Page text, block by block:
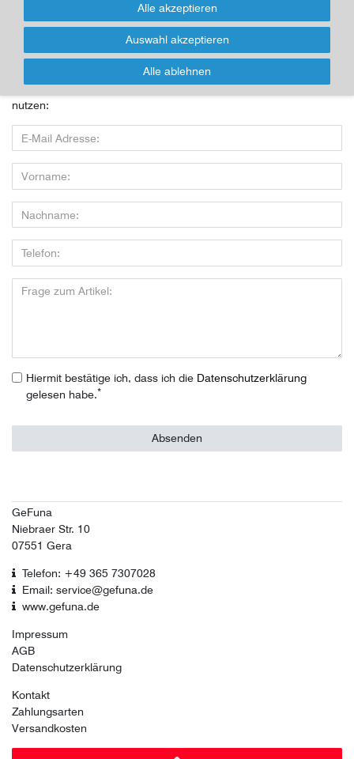
Für Infos zum Artikel oder Kauf, bitte Formular
nutzen!
Wenn Sie den Artikel kaufen möchten, dann bitte das Formular
nutzen:
Hiermit bestätige ich, dass ich die Daten­schutz­erklärung
gelesen habe.*
Absenden
GeFuna
Niebraer Str. 10
07551 Gera
Telefon: +49 365 7307028
Email: service@gefuna.de
www.gefuna.de
Impressum
AGB
Datenschutzerklärung
Kontakt
Zahlungsarten
Versandkosten
Alle akzeptieren
Auswahl akzeptieren
Alle ablehnen